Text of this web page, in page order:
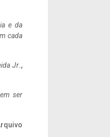
e da
cada
Jr.,
ser